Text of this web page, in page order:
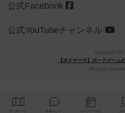
公式Facebook
公式YouTubeチャンネル
Copyright (c)
【ボドゲーマ】ボードゲーム
All rights